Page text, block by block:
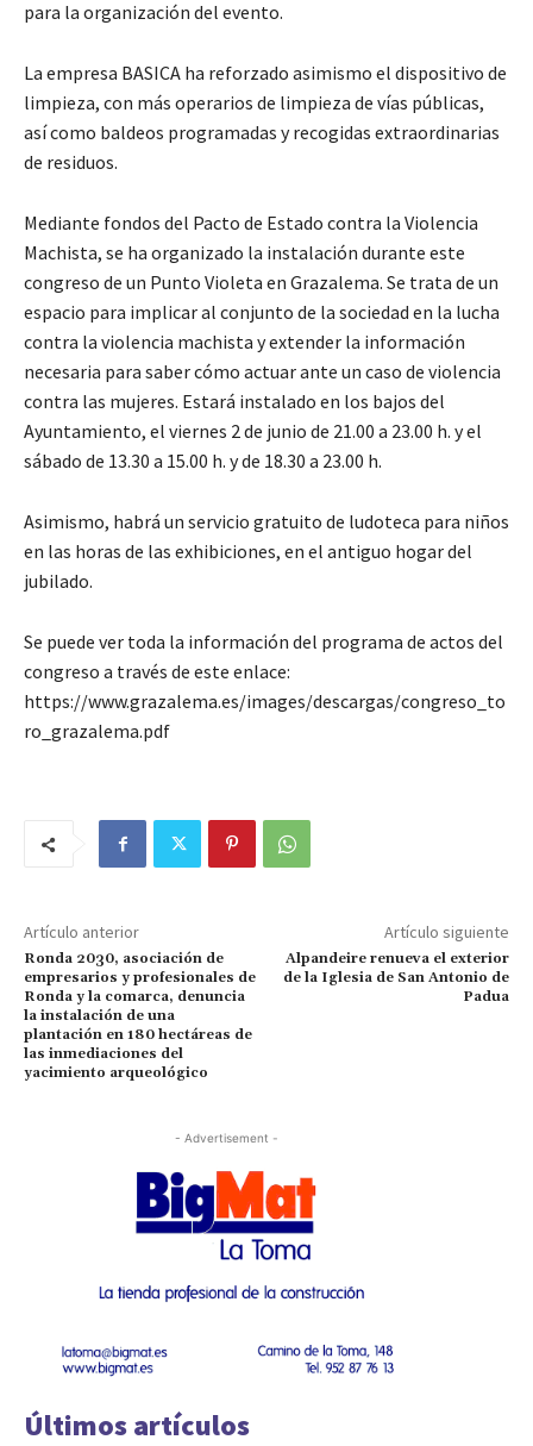
para la organización del evento.
La empresa BASICA ha reforzado asimismo el dispositivo de
limpieza, con más operarios de limpieza de vías públicas,
así como baldeos programadas y recogidas extraordinarias
de residuos.
Mediante fondos del Pacto de Estado contra la Violencia
Machista, se ha organizado la instalación durante este
congreso de un Punto Violeta en Grazalema. Se trata de un
espacio para implicar al conjunto de la sociedad en la lucha
contra la violencia machista y extender la información
necesaria para saber cómo actuar ante un caso de violencia
contra las mujeres. Estará instalado en los bajos del
Ayuntamiento, el viernes 2 de junio de 21.00 a 23.00 h. y el
sábado de 13.30 a 15.00 h. y de 18.30 a 23.00 h.
Asimismo, habrá un servicio gratuito de ludoteca para niños
en las horas de las exhibiciones, en el antiguo hogar del
jubilado.
Se puede ver toda la información del programa de actos del
congreso a través de este enlace:
https://www.grazalema.es/images/descargas/congreso_to
ro_grazalema.pdf
Artículo anterior
Ronda 2030, asociación de
empresarios y profesionales de
Ronda y la comarca, denuncia
la instalación de una
plantación en 180 hectáreas de
las inmediaciones del
yacimiento arqueológico
Artículo siguiente
Alpandeire renueva el exterior
de la Iglesia de San Antonio de
Padua
- Advertisement -
Últimos artículos